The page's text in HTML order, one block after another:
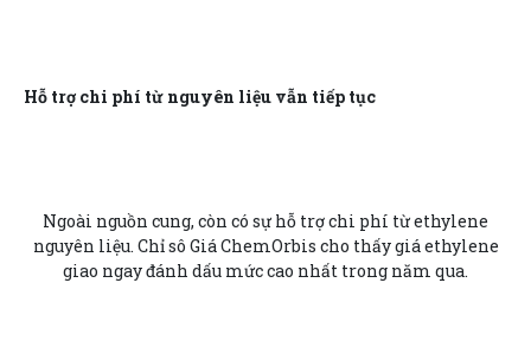
Hỗ trợ chi phí từ nguyên liệu vẫn tiếp tục
Ngoài nguồn cung, còn có sự hỗ trợ chi phí từ ethylene
nguyên liệu. Chỉ sô Giá ChemOrbis cho thấy giá ethylene
giao ngay đánh dấu mức cao nhất trong năm qua.